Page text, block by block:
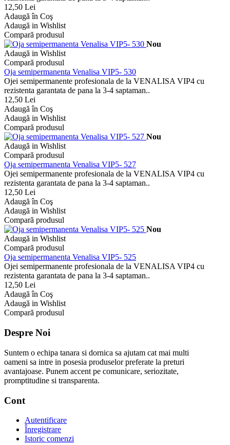
12,50 Lei
Adaugă în Coş
Adaugă in Wishlist
Compară produsul
Nou
Adaugă in Wishlist
Compară produsul
Oja semipermanenta Venalisa VIP5- 530
Ojei semipermanente profesionala de la VENALISA VIP4 cu
rezistenta garantata de pana la 3-4 saptaman..
12,50 Lei
Adaugă în Coş
Adaugă in Wishlist
Compară produsul
Nou
Adaugă in Wishlist
Compară produsul
Oja semipermanenta Venalisa VIP5- 527
Ojei semipermanente profesionala de la VENALISA VIP4 cu
rezistenta garantata de pana la 3-4 saptaman..
12,50 Lei
Adaugă în Coş
Adaugă in Wishlist
Compară produsul
Nou
Adaugă in Wishlist
Compară produsul
Oja semipermanenta Venalisa VIP5- 525
Ojei semipermanente profesionala de la VENALISA VIP4 cu
rezistenta garantata de pana la 3-4 saptaman..
12,50 Lei
Adaugă în Coş
Adaugă in Wishlist
Compară produsul
Despre Noi
Suntem o echipa tanara si dornica sa ajutam cat mai multi
oameni sa intre in posesia produselor preferate la preturi
avantajoase. Punem accent pe comunicare, seriozitate,
promptitudine si transparenta.
Cont
Autentificare
Înregistrare
Istoric comenzi